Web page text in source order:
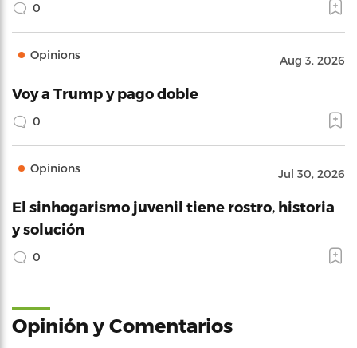
0
Opinions Aug 3, 2026
Voy a Trump y pago doble
0
Opinions Jul 30, 2026
El sinhogarismo juvenil tiene rostro, historia
y solución
0
Opinión y Comentarios